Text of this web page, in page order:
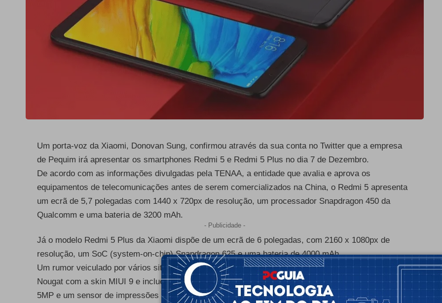
Um porta-voz da Xiaomi, Donovan Sung, confirmou através da sua conta no Twitter que a empresa
de Pequim irá apresentar os smartphones Redmi 5 e Redmi 5 Plus no dia 7 de Dezembro.
De acordo com as informações divulgadas pela TENAA, a entidade que avalia e aprova os
equipamentos de telecomunicações antes de serem comercializados na China, o Redmi 5 apresenta
um ecrã de 5,7 polegadas com 1440 x 720px de resolução, um processador Snapdragon 450 da
Qualcomm e uma bateria de 3200 mAh.
- Publicidade -
Já o modelo Redmi 5 Plus da Xiaomi dispõe de um ecrã de 6 polegadas, com 2160 x 1080px de
resolução, um SoC (system-on-chip) Snapdragon 625 e uma bateria de 4000 mAh.
Um rumor veiculado por vários sites refere que os Redmi 5 e Redmi 5 Plus utilizam o Android 7.1.2
Nougat com a skin MIUI 9 e incluem uma câmara frontal de 12MP, uma traseira com um sensor de
5MP e um sensor de impressões digitais.